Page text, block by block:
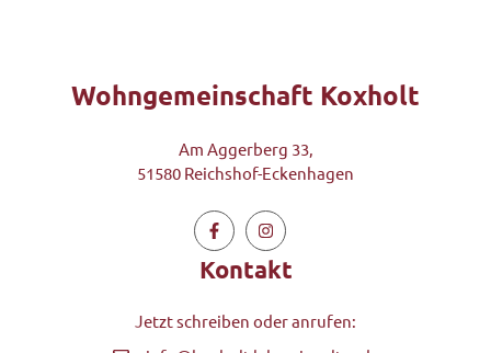
Wohngemeinschaft Koxholt
Am Aggerberg 33,
51580 Reichshof-Eckenhagen
Kontakt
Jetzt schreiben oder anrufen: